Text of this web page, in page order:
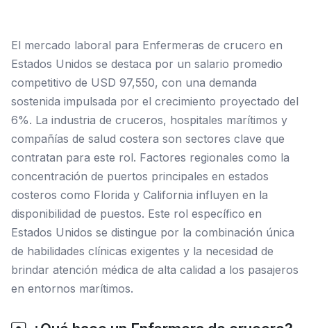
El mercado laboral para Enfermeras de crucero en
Estados Unidos se destaca por un salario promedio
competitivo de USD 97,550, con una demanda
sostenida impulsada por el crecimiento proyectado del
6%. La industria de cruceros, hospitales marítimos y
compañías de salud costera son sectores clave que
contratan para este rol. Factores regionales como la
concentración de puertos principales en estados
costeros como Florida y California influyen en la
disponibilidad de puestos. Este rol específico en
Estados Unidos se distingue por la combinación única
de habilidades clínicas exigentes y la necesidad de
brindar atención médica de alta calidad a los pasajeros
en entornos marítimos.